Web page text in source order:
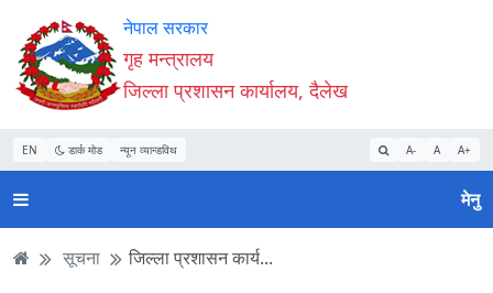
Accessibility
Mode
सुरु
गर्नुहोस्
सामाग्री
पढ्नुहाेस्
नेभिगेसन
पढ्नुहाेस्
वेबसाइट
खोजमा
जानुहोस्
नेपाल सरकार
गृह मन्त्रालय
जिल्ला प्रशासन कार्यालय, दैलेख
EN डार्क मोड न्यून व्यान्डविथ A- A A+
मेनु
सूचना जिल्ला प्रशासन कार्य...